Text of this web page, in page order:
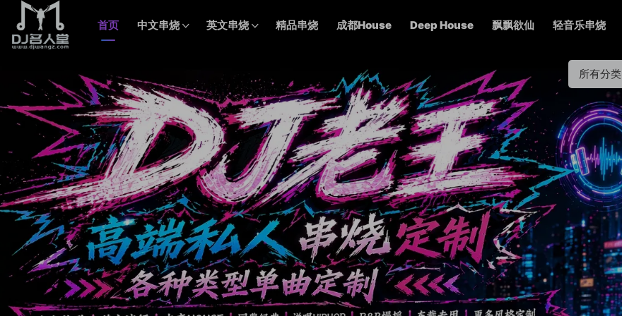
首页 中文串烧 英文串烧 精品串烧 成都House Deep House 飘飘欲仙 轻音乐串烧
所有分类